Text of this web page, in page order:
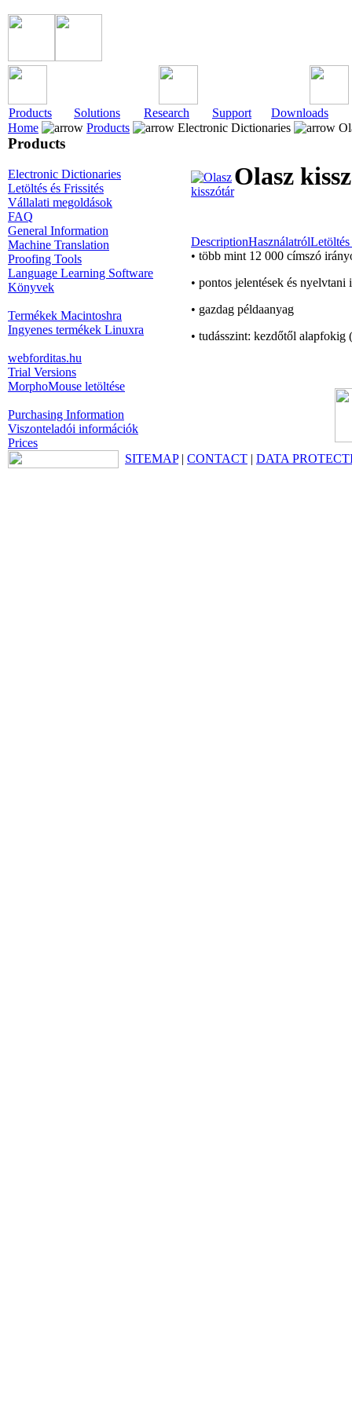
Products Solutions Research Support
Downloads
Home
Products Electronic Dictionaries
Products
Electronic Dictionaries
Letöltés és Frissités
Vállalati megoldások
FAQ
General Information
Machine Translation
Proofing Tools
Language Learning Software
Könyvek
Termékek Macintoshra
Ingyenes termékek Linuxra
webforditas.hu
Trial Versions
MorphoMouse letöltése
Purchasing Information
Viszonteladói információk
Prices
Olasz
DescriptionHasználatrólLetöltés
• több mint 12 000 címszó
• pontos jelentések és
• gazdag példaanyag
• tudásszint: kezdőtől
SITEMAP| CONTACT | DATA